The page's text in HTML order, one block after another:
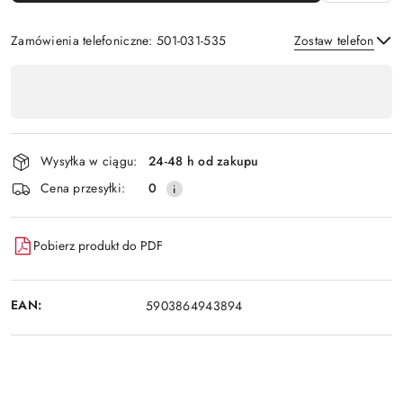
Zamówienia telefoniczne: 501-031-535 Zostaw telefon
płatność
i
dostawa
Wysyłka w ciągu:
24-48 h od zakupu
Cena przesyłki:
0
Pobierz produkt do PDF
EAN: 5903864943894